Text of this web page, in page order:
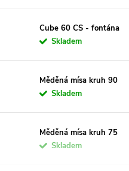
Cube 60 CS - fontána
Skladem
Měděná mísa kruh 90
Skladem
Měděná mísa kruh 75
Skladem